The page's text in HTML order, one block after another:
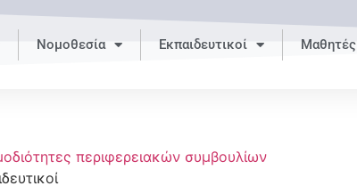
Νομοθεσία Εκπαιδευτικοί Μαθητές